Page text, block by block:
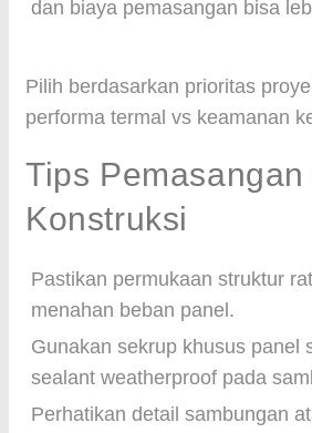
dan biaya pemasangan bisa
Pilih berdasarkan prioritas
performa termal vs keamanan
Tips Pemasangan
Konstruksi
Pastikan permukaan struktur
menahan beban panel.
Gunakan sekrup khusus panel
sealant weatherproof pada
Perhatikan detail sambungan